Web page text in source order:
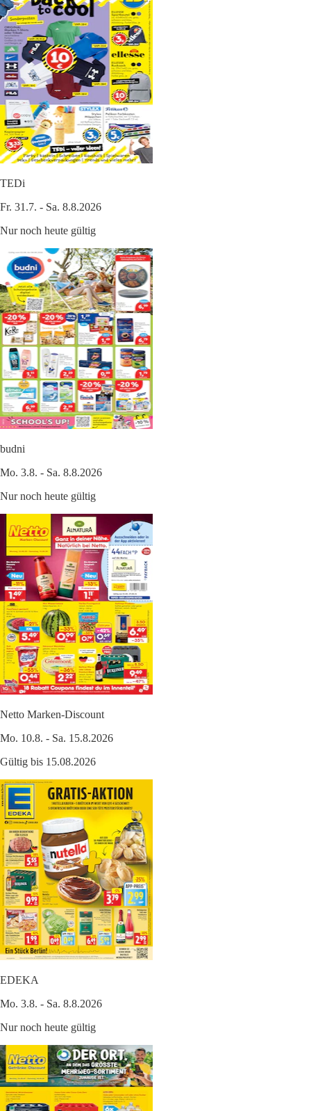
TEDi
Fr. 31.7. - Sa. 8.8.2026
Nur noch heute gültig
budni
Mo. 3.8. - Sa. 8.8.2026
Nur noch heute gültig
Netto Marken-Discount
Mo. 10.8. - Sa. 15.8.2026
Gültig bis 15.08.2026
EDEKA
Mo. 3.8. - Sa. 8.8.2026
Nur noch heute gültig